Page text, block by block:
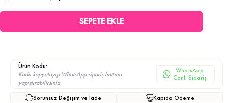
Ürün Kodu:
Kodu kopyalayıp WhatsApp sipariş hattına
yapıştırabilirsiniz.
WhatsApp
Canlı Sipariş
Sorunsuz Değişim ve İade
Kapıda Ödeme